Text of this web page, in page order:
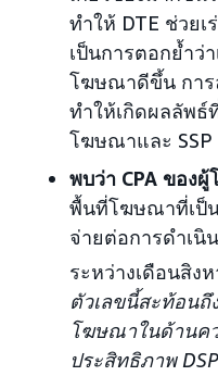
ทำให้ DTE ช่วยเ
เป็นการตอกย้ำว่
โฆษณาดีขึ้น การ
ทำให้เกิดผลลัพธ์
โฆษณาและ SSP
พบว่า CPA ของ
พื้นที่โฆษณาที่เป็
จ่ายต่อการดำเนิ
ระหว่างเดือนสิง
ตัวเลขนี้สะท้อน
โฆษณาในด้านค
ประสิทธิภาพ